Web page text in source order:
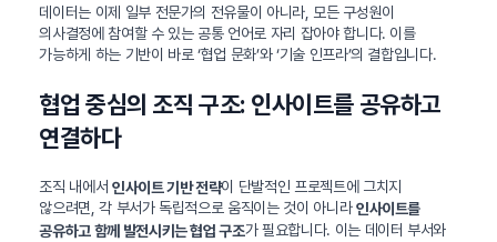
데이터는 이제 일부 전문가의 전유물이 아니라, 모든 구성원이
의사결정에 참여할 수 있는 공통 언어로 자리 잡아야 합니다. 이를
가능하게 하는 기반이 바로 ‘협업 문화’와 ‘기술 인프라’의 결합입니다.
협업 중심의 조직 구조: 인사이트를 공유하고
연결하다
조직 내에서 인사이트 기반 전략이 단발적인 프로젝트에 그치지
않으려면, 각 부서가 독립적으로 움직이는 것이 아니라인사이트를
공유하고 함께 발전시키는 협업 구조가 필요합니다. 이는 데이터 부서와